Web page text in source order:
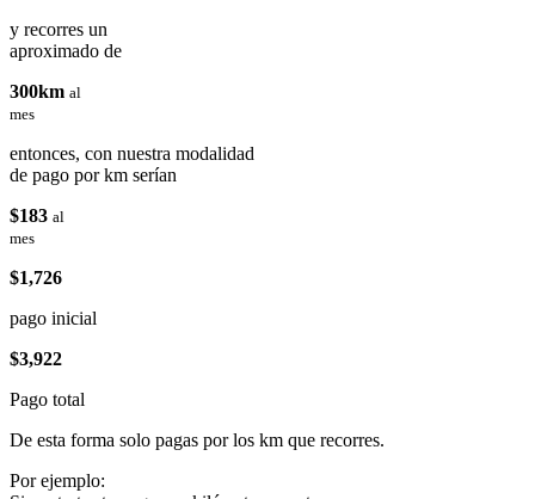
y recorres un
aproximado de
300km al
mes
entonces, con nuestra modalidad
de pago por km serían
$183 al
mes
$1,726
pago inicial
$3,922
Pago total
De esta forma solo pagas por los km que recorres.
Por ejemplo: